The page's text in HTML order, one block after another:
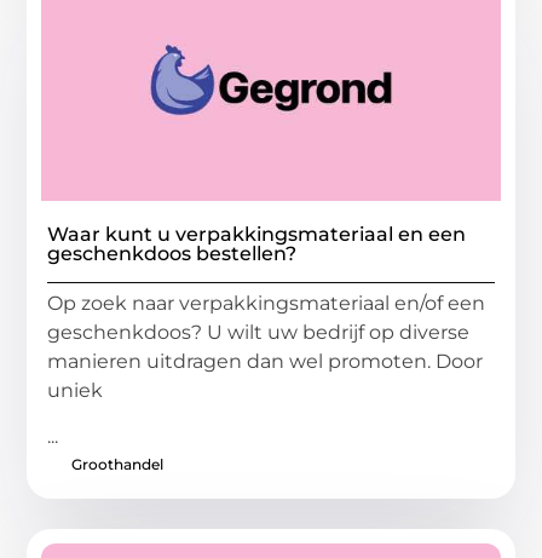
Waar kunt u verpakkingsmateriaal en een
geschenkdoos bestellen?
Op zoek naar verpakkingsmateriaal en/of een
geschenkdoos? U wilt uw bedrijf op diverse
manieren uitdragen dan wel promoten. Door
uniek
...
Groothandel